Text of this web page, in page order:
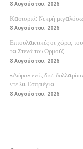
8 Αυγούστου, 2026
Καστοριά: Νεκρή
8 Αυγούστου, 2026
Επιφυλακτικές οι χώρες
τα Στενά του Ορμούζ
8 Αυγούστου, 2026
«Δώρο» ενός δισ.
ντε λα Εσπριέγια
8 Αυγούστου, 2026